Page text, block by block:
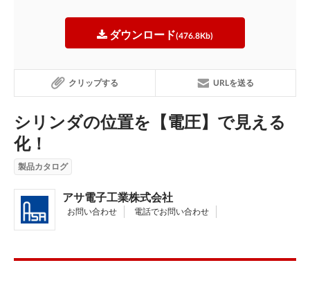
ダウンロード(476.8Kb)
クリップする URLを送る
シリンダの位置を【電圧】で見える
化！
製品カタログ
アサ電子工業株式会社
お問い合わせ 電話でお問い合わせ